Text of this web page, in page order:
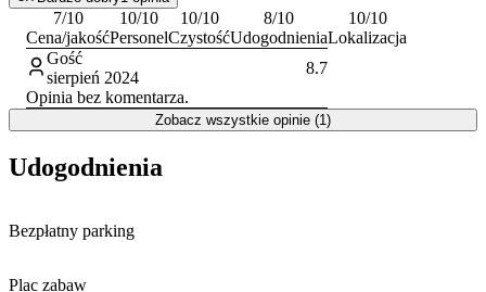
Okolica sprzyja aktywnościom takim jak turystyka piesza,
żeglarstwo czy wędkarstwo.
7/10
Cena/jakość
10/10
Personel
10/10
Czystość
8/10
Udogodnienia
10/10
Lokalizacja
Gość
sierpień 2024
8.7
Opinia bez komentarza.
Zobacz wszystkie opinie (1)
Udogodnienia
Bezpłatny parking
Plac zabaw